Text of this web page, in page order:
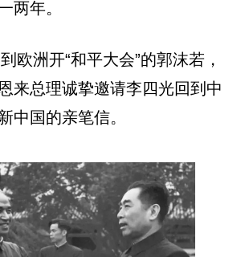
两年。
欧洲开“和平大会”的郭沫若，
来总理诚挚邀请李四光回到中
中国的亲笔信。